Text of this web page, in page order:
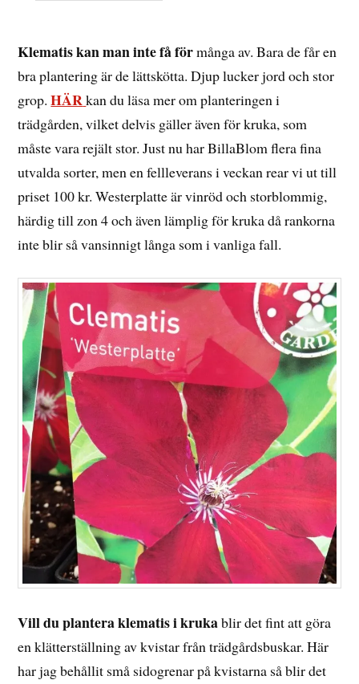
2015
Klematis kan man inte få förmånga av. Bara de får en
bra plantering är de lättskötta. Djup lucker jord och stor
grop.HÄRkan du läsa mer om planteringen i
trädgården, vilket delvis gäller även för kruka, som
måste vara rejält stor. Just nu har BillaBlom flera fina
utvalda sorter, men en fellleverans i veckan rear vi ut till
priset 100 kr. Westerplatte är vinröd och storblommig,
härdig till zon 4 och även lämplig för kruka då rankorna
inte blir så vansinnigt långa som i vanliga fall.
Vill du plantera klematis i krukablir det fint att göra
en klätterställning av kvistar från trädgårdsbuskar. Här
har jag behållit små sidogrenar på kvistarna så blir det